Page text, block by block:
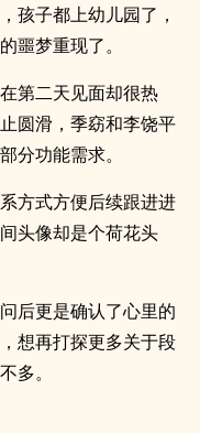
孩子都上幼儿园了，
噩梦重现了。
第二天见面却很热
圆滑，季窈和李饶平
分功能需求。
方式方便后续跟进进
头像却是个荷花头
后更是确认了心里的
想再打探更多关于段
多。